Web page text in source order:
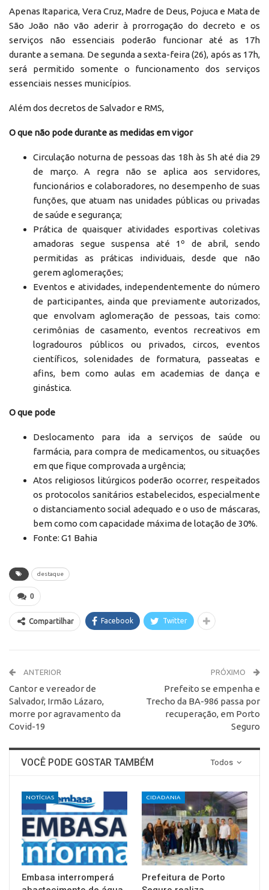
Apenas Itaparica, Vera Cruz, Madre de Deus, Pojuca e Mata de
São João não vão aderir à prorrogação do decreto e os
serviços não essenciais poderão funcionar até as 17h
durante a semana. De segunda a sexta-feira (26), após as 17h,
será permitido somente o funcionamento dos serviços
essenciais nesses municípios.
Além dos decretos de Salvador e RMS,
O que não pode durante as medidas em vigor
Circulação noturna de pessoas das 18h às 5h até dia 29
de março. A regra não se aplica aos servidores,
funcionários e colaboradores, no desempenho de suas
funções, que atuam nas unidades públicas ou privadas
de saúde e segurança;
Prática de quaisquer atividades esportivas coletivas
amadoras segue suspensa até 1º de abril, sendo
permitidas as práticas individuais, desde que não
gerem aglomerações;
Eventos e atividades, independentemente do número
de participantes, ainda que previamente autorizados,
que envolvam aglomeração de pessoas, tais como:
cerimônias de casamento, eventos recreativos em
logradouros públicos ou privados, circos, eventos
científicos, solenidades de formatura, passeatas e
afins, bem como aulas em academias de dança e
ginástica.
O que pode
Deslocamento para ida a serviços de saúde ou
farmácia, para compra de medicamentos, ou situações
em que fique comprovada a urgência;
Atos religiosos litúrgicos poderão ocorrer, respeitados
os protocolos sanitários estabelecidos, especialmente
o distanciamento social adequado e o uso de máscaras,
bem como com capacidade máxima de lotação de 30%.
Fonte: G1 Bahia
destaque
0
Compartilhar Facebook Twitter
ANTERIOR
Cantor e vereador de
Salvador, Irmão Lázaro,
morre por agravamento da
Covid-19
PRÓXIMO
Prefeito se empenha e
Trecho da BA-986 passa por
recuperação, em Porto
Seguro
Todos
VOCÊ PODE GOSTAR TAMBÉM
NOTÍCIAS
Embasa interromperá
CIDADANIA
Prefeitura de Porto